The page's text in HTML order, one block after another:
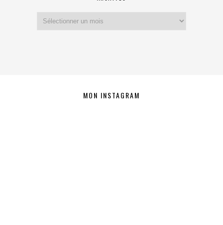
MON INSTAGRAM